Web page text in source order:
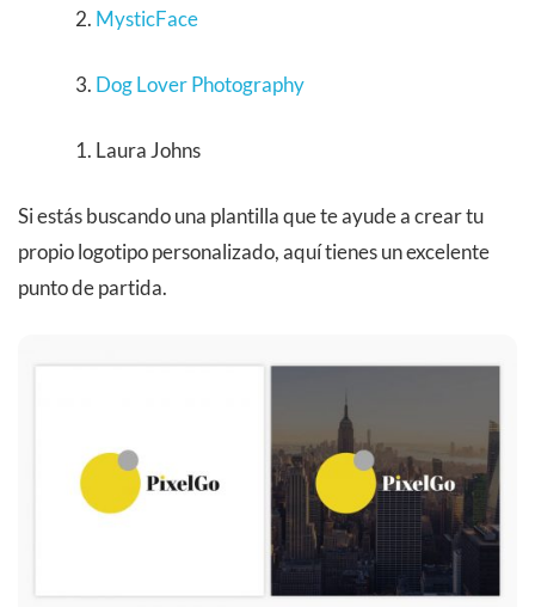
MysticFace
Dog Lover Photography
Laura Johns
Si estás buscando una plantilla que te ayude a crear tu
propio logotipo personalizado, aquí tienes un excelente
punto de partida.